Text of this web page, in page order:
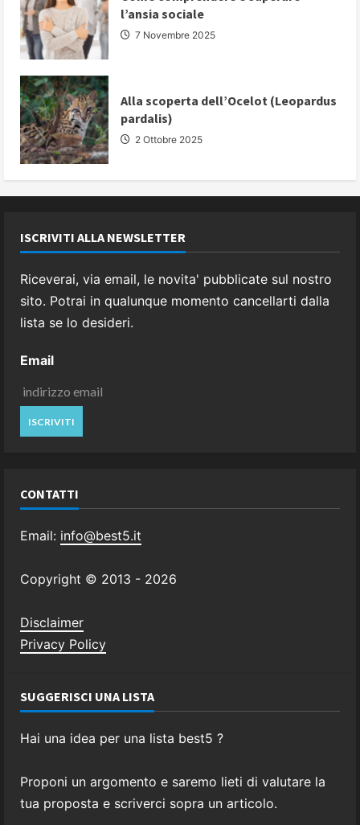
l’ansia sociale
7 Novembre 2025
Alla scoperta dell’Ocelot (Leopardus
pardalis)
2 Ottobre 2025
ISCRIVITI ALLA NEWSLETTER
Riceverai, via email, le novita' pubblicate sul nostro
sito. Potrai in qualunque momento cancellarti dalla
lista se lo desideri.
Email
CONTATTI
Email: info@best5.it
Copyright © 2013 - 2026
Disclaimer
Privacy Policy
SUGGERISCI UNA LISTA
Hai una idea per una lista best5 ?
Proponi un argomento e saremo lieti di valutare la
tua proposta e scriverci sopra un articolo.